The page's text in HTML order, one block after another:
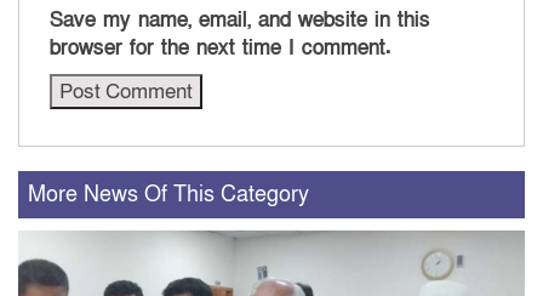
Save my name, email, and website in this
browser for the next time I comment.
More News Of This Category